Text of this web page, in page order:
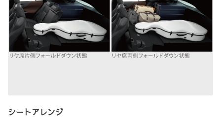
シートアレンジ